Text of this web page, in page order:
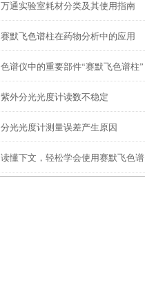
影响？
万通实验室耗材分类及其使用指南
赛默飞色谱柱在药物分析中的应用
色谱仪中的重要部件“赛默飞色谱柱”
紫外分光光度计读数不稳定
分光光度计测量误差产生原因
读懂下文，轻松学会使用赛默飞色谱